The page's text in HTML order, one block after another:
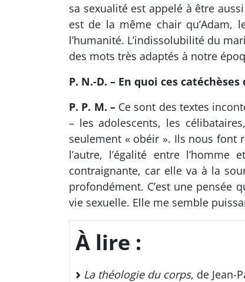
sa sexualité est appelé à être
est de la même chair qu’Adam,
l’humanité. L’indissolubilité du
des mots très adaptés à notre
P. N.-D. – En quoi ces
P. P. M. –Ce sont des textes
– les adolescents, les
seulement « obéir ». Ils nous font
l’autre, l’égalité entre
contraignante, car elle va à la
profondément. C’est une
vie sexuelle. Elle me semble
À lire :
La théologie du corps, de Jean-